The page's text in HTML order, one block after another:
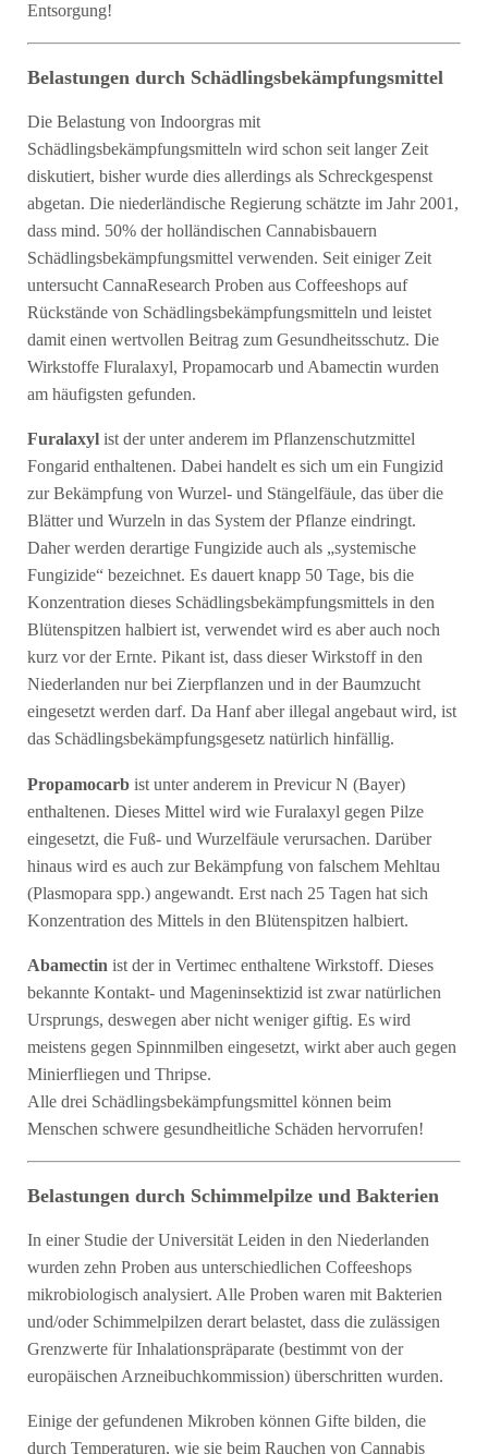
Entsorgung!
Belastungen durch Schädlingsbekämpfungsmittel
Die Belastung von Indoorgras mit
Schädlingsbekämpfungsmitteln wird schon seit langer Zeit
diskutiert, bisher wurde dies allerdings als Schreckgespenst
abgetan. Die niederländische Regierung schätzte im Jahr 2001,
dass mind. 50% der holländischen Cannabisbauern
Schädlingsbekämpfungsmittel verwenden. Seit einiger Zeit
untersucht CannaResearch Proben aus Coffeeshops auf
Rückstände von Schädlingsbekämpfungsmitteln und leistet
damit einen wertvollen Beitrag zum Gesundheitsschutz. Die
Wirkstoffe Fluralaxyl, Propamocarb und Abamectin wurden
am häufigsten gefunden.
Furalaxyl ist der unter anderem im Pflanzenschutzmittel
Fongarid enthaltenen. Dabei handelt es sich um ein Fungizid
zur Bekämpfung von Wurzel- und Stängelfäule, das über die
Blätter und Wurzeln in das System der Pflanze eindringt.
Daher werden derartige Fungizide auch als „systemische
Fungizide“ bezeichnet. Es dauert knapp 50 Tage, bis die
Konzentration dieses Schädlingsbekämpfungsmittels in den
Blütenspitzen halbiert ist, verwendet wird es aber auch noch
kurz vor der Ernte. Pikant ist, dass dieser Wirkstoff in den
Niederlanden nur bei Zierpflanzen und in der Baumzucht
eingesetzt werden darf. Da Hanf aber illegal angebaut wird, ist
das Schädlingsbekämpfungsgesetz natürlich hinfällig.
Propamocarb ist unter anderem in Previcur N (Bayer)
enthaltenen. Dieses Mittel wird wie Furalaxyl gegen Pilze
eingesetzt, die Fuß- und Wurzelfäule verursachen. Darüber
hinaus wird es auch zur Bekämpfung von falschem Mehltau
(Plasmopara spp.) angewandt. Erst nach 25 Tagen hat sich
Konzentration des Mittels in den Blütenspitzen halbiert.
Abamectin ist der in Vertimec enthaltene Wirkstoff. Dieses
bekannte Kontakt- und Mageninsektizid ist zwar natürlichen
Ursprungs, deswegen aber nicht weniger giftig. Es wird
meistens gegen Spinnmilben eingesetzt, wirkt aber auch gegen
Minierfliegen und Thripse.
Alle drei Schädlingsbekämpfungsmittel können beim
Menschen schwere gesundheitliche Schäden hervorrufen!
Belastungen durch Schimmelpilze und Bakterien
In einer Studie der Universität Leiden in den Niederlanden
wurden zehn Proben aus unterschiedlichen Coffeeshops
mikrobiologisch analysiert. Alle Proben waren mit Bakterien
und/oder Schimmelpilzen derart belastet, dass die zulässigen
Grenzwerte für Inhalationspräparate (bestimmt von der
europäischen Arzneibuchkommission) überschritten wurden.
Einige der gefundenen Mikroben können Gifte bilden, die
durch Temperaturen, wie sie beim Rauchen von Cannabis